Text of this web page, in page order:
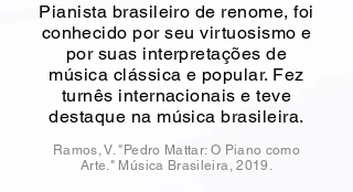
Pianista brasileiro de renome, foi
conhecido por seu virtuosismo e
por suas interpretações de
música clássica e popular. Fez
turnês internacionais e teve
destaque na música brasileira.
Ramos, V. "Pedro Mattar: O Piano como
Arte." Música Brasileira, 2019.